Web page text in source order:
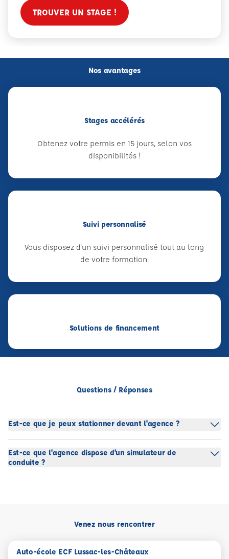
TROUVER UN STAGE !
Nos avantages
Stages accélérés
Obtenez votre permis en 15 jours, selon vos
disponibilités !
Suivi personnalisé
Vous disposez d'un suivi personnalisé tout au long
de votre formation.
Solutions de financement
Questions / Réponses
Est-ce que je peux stationner devant l'agence ?
Est-ce que l'agence dispose d'un simulateur de
conduite ?
Venez nous rencontrer
Auto-école ECF Lussac-les-Châteaux